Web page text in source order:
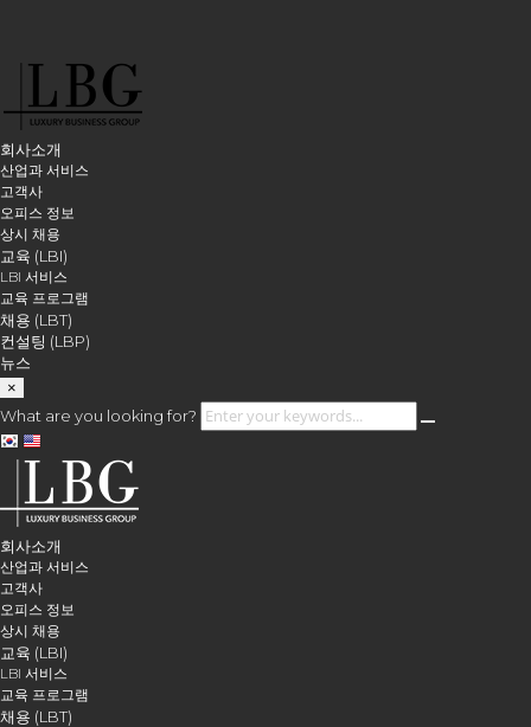
회사소개
산업과 서비스
고객사
오피스 정보
상시 채용
교육 (LBI)
LBI 서비스
교육 프로그램
채용 (LBT)
컨설팅 (LBP)
뉴스
×
What are you looking for?
회사소개
산업과 서비스
고객사
오피스 정보
상시 채용
교육 (LBI)
LBI 서비스
교육 프로그램
채용 (LBT)